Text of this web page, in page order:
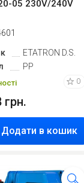
05 230V/240V
ETATRON D.S.
PP
0
грн.
Додати в кошик